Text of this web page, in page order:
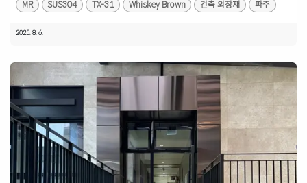
MR SUS304 TX-31 Whiskey Brown 건축 외장재 파주
2025. 8. 6.